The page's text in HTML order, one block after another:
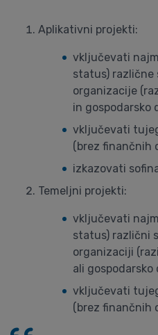
Aplikativni projekti:
vključevati
status) različne
organizacije
in gospodarsko
vključevati
(brez finančnih
izkazovati
Temeljni projekti:
vključevati
status) različni
organizaciji
ali gospodarsko
vključevati
(brez finančnih